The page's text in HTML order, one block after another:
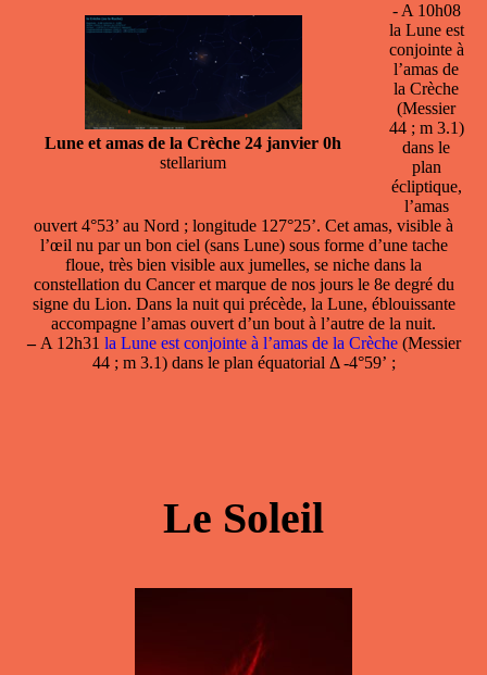
Lune et amas de la Crèche 24 janvier 0h
stellarium
- A 10h08
la Lune est
conjointe à
l’amas de
la Crèche
(Messier
44 ; m 3.1)
dans le
plan
écliptique,
l’amas
ouvert 4°53’ au Nord ; longitude 127°25’. Cet amas, visible à
l’œil nu par un bon ciel (sans Lune) sous forme d’une tache
floue, très bien visible aux jumelles, se niche dans la
constellation du Cancer et marque de nos jours le 8e degré du
signe du Lion. Dans la nuit qui précède, la Lune, éblouissante
accompagne l’amas ouvert d’un bout à l’autre de la nuit.
–A 12h31 la Lune est conjointe à l’amas de la Crèche(Messier
44 ; m 3.1) dans le plan équatorial Δ -4°59’ ;
Le Soleil